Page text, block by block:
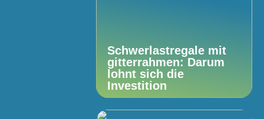
Schwerlastregale mit
gitterrahmen: Darum
lohnt sich die
Investition